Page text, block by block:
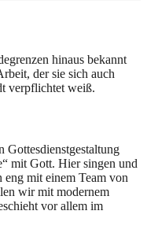
hinaus bekannt
der sie sich auch
verpflichtet weiß.
Gottesdienstgestaltung
mit Gott. Hier singen und
eng mit einem Team von
wir mit modernem
vor allem im